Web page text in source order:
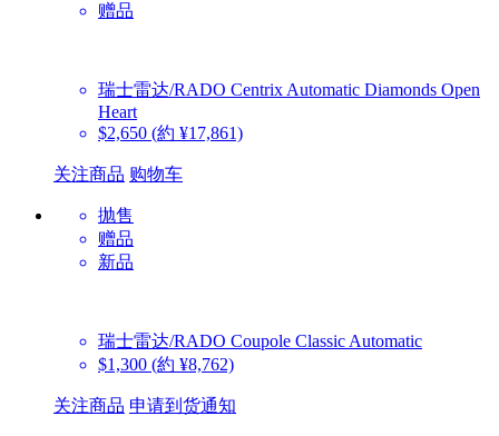
赠品
瑞士雷达/RADO Centrix Automatic Diamonds Open
Heart
$2,650 (約 ¥17,861)
关注商品 购物车
抛售
赠品
新品
瑞士雷达/RADO Coupole Classic Automatic
$1,300 (約 ¥8,762)
关注商品 申请到货通知